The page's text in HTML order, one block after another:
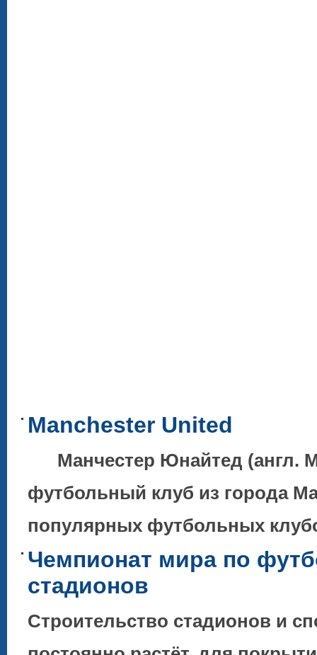
Manchester United
Манчестер Юнайтед (англ.
футбольный клуб из города
популярных футбольных
Чемпионат мира по
стадионов
Строительство стадионов и